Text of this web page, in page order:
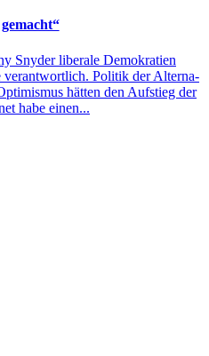
Snyder libe­rale Demo­kra­tien
ver­ant­wort­lich. Politik der Alter­na­
hätten den Auf­stieg der
habe einen...